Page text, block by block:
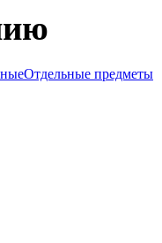
Отдельные предметы